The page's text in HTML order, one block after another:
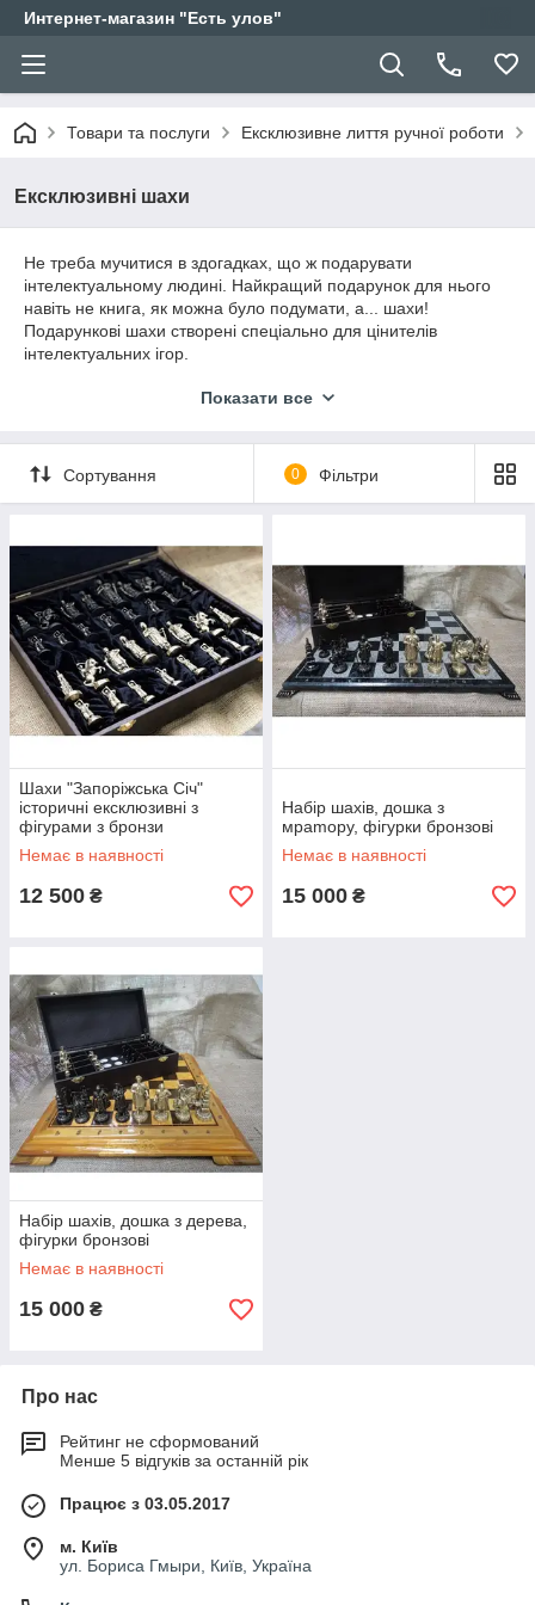
Интернет-магазин "Есть улов"
Товари та послуги Ексклюзивне лиття ручної роботи
Ексклюзивні шахи
Не треба мучитися в здогадках, що ж подарувати
інтелектуальному людині. Найкращий подарунок для нього
навіть не книга, як можна було подумати, а... шахи!
Подарункові шахи створені спеціально для цінителів
інтелектуальних ігор.
поєднує в собі і корисність, і естетичну складову
Показати все
Сортування 0 Фільтри
Шахи "Запоріжська Січ"
історичні ексклюзивні з
фігурами з бронзи
Немає в наявності
12 500 ₴
Набір шахів, дошка з
мрamору, фігурки бронзові
Немає в наявності
15 000 ₴
Набір шахів, дошка з дерева,
фігурки бронзові
Немає в наявності
15 000 ₴
Про нас
Рейтинг не сформований
Менше 5 відгуків за останній рік
Працює з 03.05.2017
м. Київ
ул. Бориса Гмыри, Київ, Україна